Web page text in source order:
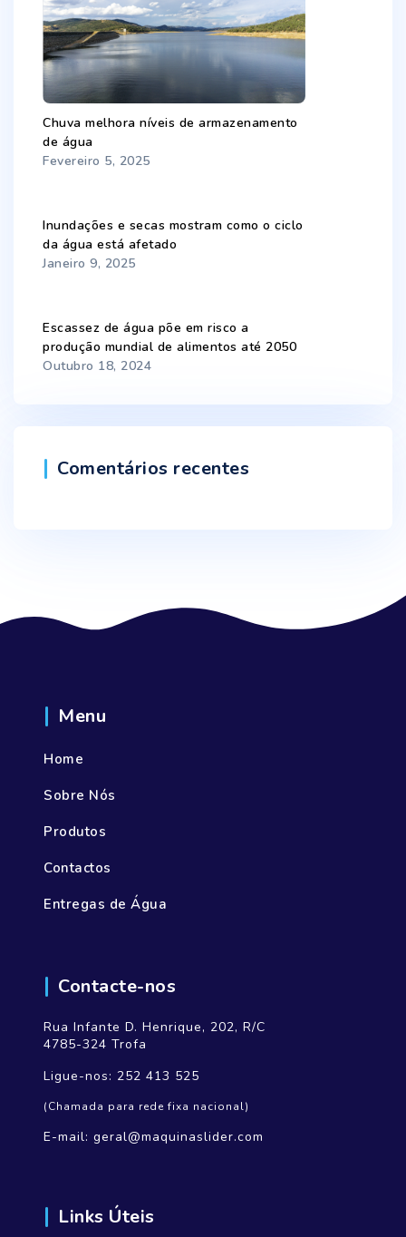
Chuva melhora níveis de armazenamento
de água
Fevereiro 5, 2025
Inundações e secas mostram como o ciclo
da água está afetado
Janeiro 9, 2025
Escassez de água põe em risco a
produção mundial de alimentos até 2050
Outubro 18, 2024
Comentários recentes
Menu
Home
Sobre Nós
Produtos
Contactos
Entregas de Água
Contacte-nos
Rua Infante D. Henrique, 202, R/C
4785-324 Trofa
Ligue-nos: 252 413 525
(Chamada para rede fixa nacional)
E-mail: geral@maquinaslider.com
Links Úteis